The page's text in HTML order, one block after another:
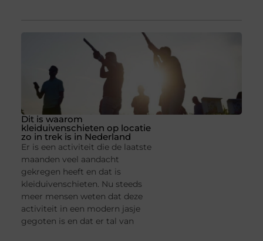
Dit is waarom
kleiduivenschieten op locatie
zo in trek is in Nederland
Er is een activiteit die de laatste
maanden veel aandacht
gekregen heeft en dat is
kleiduivenschieten. Nu steeds
meer mensen weten dat deze
activiteit in een modern jasje
gegoten is en dat er tal van